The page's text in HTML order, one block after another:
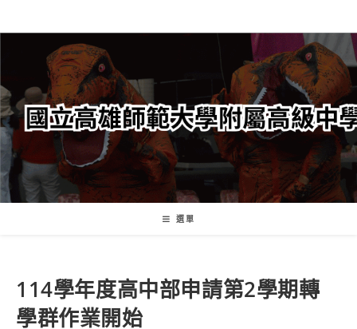
轉
要
內
容
選單
114學年度高中部申請第2學期轉
學群作業開始